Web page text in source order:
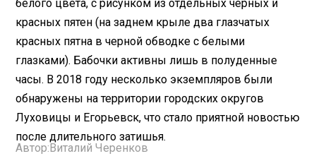
белого цвета, с рисунком из отдельных черных и
красных пятен (на заднем крыле два глазчатых
красных пятна в черной обводке с белыми
глазками). Бабочки активны лишь в полуденные
часы. В 2018 году несколько экземпляров были
обнаружены на территории городских округов
Луховицы и Егорьевск, что стало приятной новостью
после длительного затишья.
Автор: Виталий Черенков